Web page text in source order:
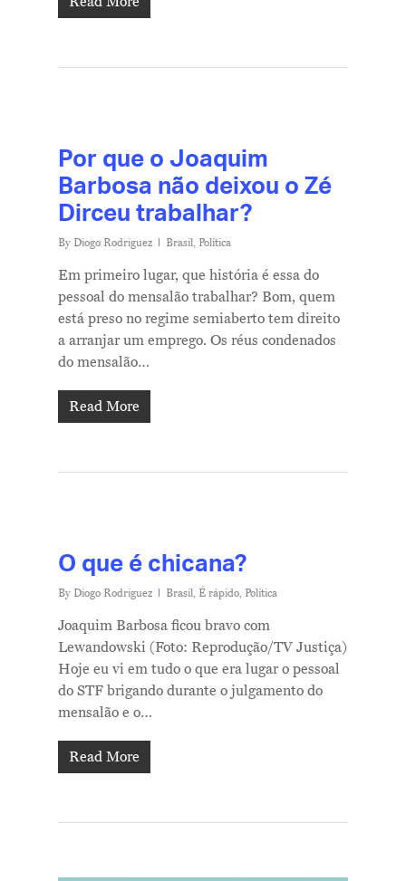
Por que o Joaquim
Barbosa não deixou o Zé
Dirceu trabalhar?
By Diogo Rodriguez Brasil, Política
Em primeiro lugar, que história é essa do
pessoal do mensalão trabalhar? Bom, quem
está preso no regime semiaberto tem direito
a arranjar um emprego. Os réus condenados
do mensalão…
Read More
O que é chicana?
By Diogo Rodriguez Brasil, É rápido, Política
Joaquim Barbosa ficou bravo com
Lewandowski (Foto: Reprodução/TV Justiça)
Hoje eu vi em tudo o que era lugar o pessoal
do STF brigando durante o julgamento do
mensalão e o…
Read More